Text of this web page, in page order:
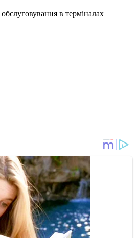
в терміналах